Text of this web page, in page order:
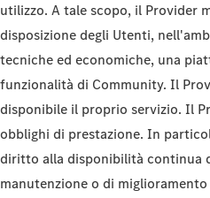
utilizzo. A tale scopo, il Provider
disposizione degli Utenti,
tecniche ed economiche, una
funzionalità di Community. Il
disponibile il proprio servizio. Il
obblighi di prestazione. In
diritto alla disponibilità continua
manutenzione o di